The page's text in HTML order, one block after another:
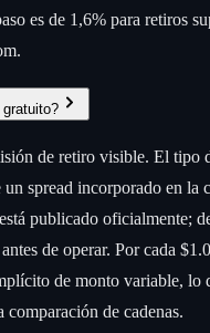
es de 1,6% para retiros
de retiro visible. El tipo
spread incorporado en la
publicado oficialmente;
de operar. Por cada
de monto variable, lo
comparación de cadenas.